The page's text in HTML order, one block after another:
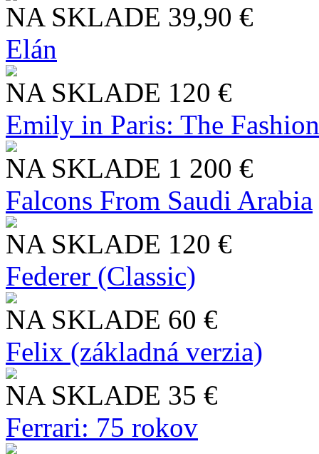
NA SKLADE 39,90 €
Elán
NA SKLADE 120 €
Emily in Paris: The
NA SKLADE 1 200 €
Falcons From Saudi Arabia
NA SKLADE 120 €
Federer (Classic)
NA SKLADE 60 €
Felix (základná verzia)
NA SKLADE 35 €
Ferrari: 75 rokov